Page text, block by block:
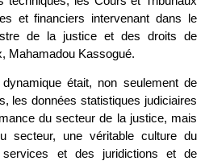
et financiers intervenant dans le
de la justice et des droits de
Mahamadou Kassogué.
était, non seulement de
les données statistiques judiciaires
du secteur de la justice, mais
secteur, une véritable culture du
services et des juridictions et de